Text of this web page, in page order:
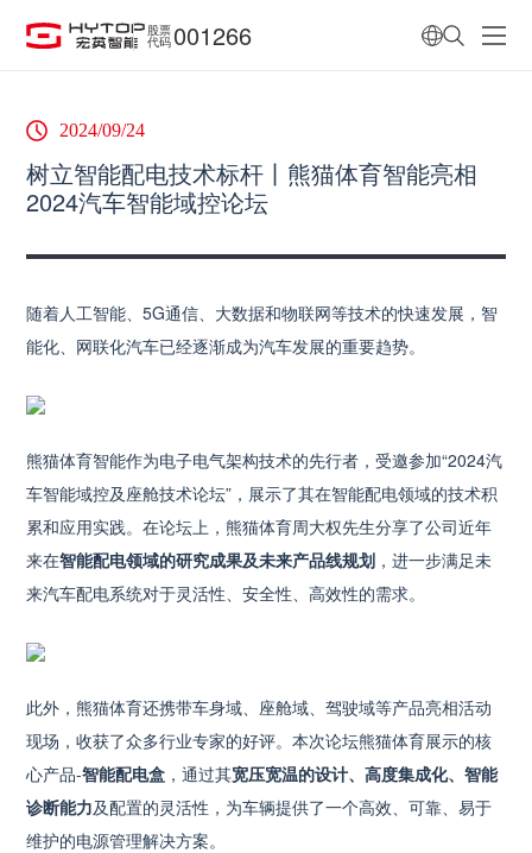
股票
代码 001266
2024/09/24
树立智能配电技术标杆丨熊猫体育智能亮相
2024汽车智能域控论坛
随着人工智能、5G通信、大数据和物联网等技术的快速发展，智
能化、网联化汽车已经逐渐成为汽车发展的重要趋势。
熊猫体育智能作为电子电气架构技术的先行者，受邀参加“2024汽
车智能域控及座舱技术论坛”，展示了其在智能配电领域的技术积
累和应用实践。在论坛上，熊猫体育周大权先生分享了公司近年
来在智能配电领域的研究成果及未来产品线规划 ，进一步满足未
来汽车配电系统对于灵活性、安全性、高效性的需求。
此外，熊猫体育还携带车身域、座舱域、驾驶域等产品亮相活动
现场，收获了众多行业专家的好评。本次论坛熊猫体育展示的核
心产品-智能配电盒 ，通过其宽压宽温的设计、高度集成化、智能
诊断能力及配置的灵活性，为车辆提供了一个高效、可靠、易于
维护的电源管理解决方案。